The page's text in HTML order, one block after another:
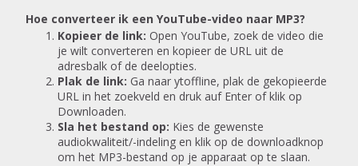
Hoe converteer ik een YouTube-video naar MP3?
Kopieer de link: Open YouTube, zoek de video die
je wilt converteren en kopieer de URL uit de
adresbalk of de deelopties.
Plak de link: Ga naar ytoffline, plak de gekopieerde
URL in het zoekveld en druk auf Enter of klik op
Downloaden.
Sla het bestand op: Kies de gewenste
audiokwaliteit/-indeling en klik op de downloadknop
om het MP3-bestand op je apparaat op te slaan.